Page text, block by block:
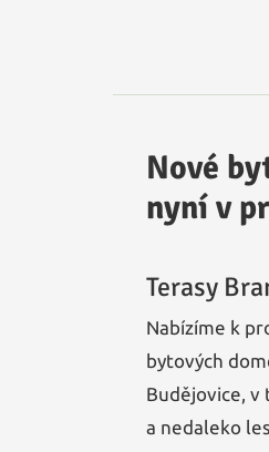
Nové
nyní v
Terasy
Nabízíme k
bytových
Budějovice, v
a nedaleko